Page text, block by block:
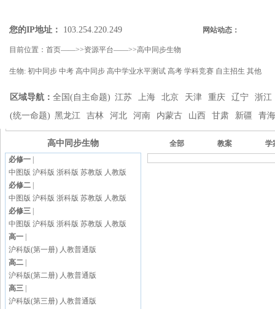
您的IP地址： 103.254.220.249 网站动态：
目前位置： 首页——>>资源平台——>>高中同步生物
生物: 初中同步 中考 高中同步 高中学业水平测试 高考 学科竞赛 自主招生 其他
区域导航： 全国(自主命题) 江苏 上海 北京 天津 重庆 辽宁
浙江
(统一命题) 黑龙江 吉林 河北 河南 内蒙古 山西 甘肃 新疆 青
高中同步生物
必修一
中图版 沪科版 浙科版 苏教版 人教版
必修二
中图版 沪科版 浙科版 苏教版 人教版
必修三
中图版 沪科版 浙科版 苏教版 人教版
高一
沪科版(第一册) 人教普通版
高二
沪科版(第二册) 人教普通版
高三
沪科版(第三册) 人教普通版
全部 教案 学